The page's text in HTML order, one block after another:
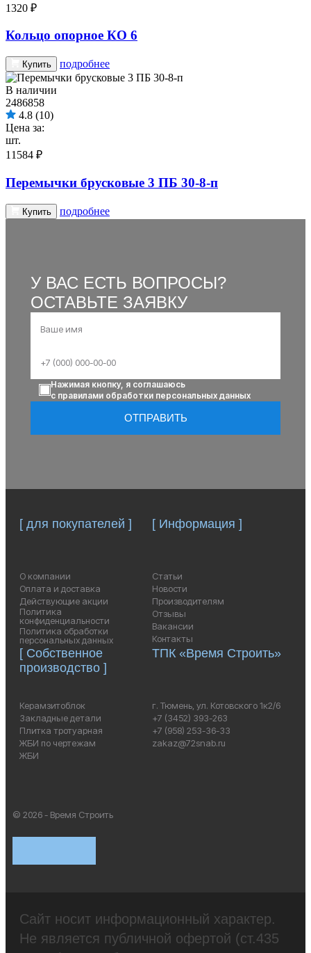
1320 ₽
Кольцо опорное КО 6
Купить подробнее
В наличии
2486858
4.8 (10)
Цена за:
шт.
11584 ₽
Перемычки брусковые 3 ПБ 30-8-п
Купить подробнее
У ВАС ЕСТЬ ВОПРОСЫ?
ОСТАВЬТЕ ЗАЯВКУ
Нажимая кнопку, я соглашаюсь
с правилами обработки персональных данных
ОТПРАВИТЬ
[ для покупателей ]
О компании
Оплата и доставка
Действующие акции
Политика
конфиденциальности
Политика обработки
персональных данных
[ Собственное
производство ]
Керамзитоблок
Закладные детали
Плитка тротуарная
ЖБИ по чертежам
ЖБИ
[ Информация ]
Статьи
Новости
Производителям
Отзывы
Вакансии
Контакты
ТПК «Время Строить»
г. Тюмень, ул. Котовского 1к2/6
+7 (3452) 393-263
+7 (958) 253-36-33
zakaz@72snab.ru
© 2026 - Время Строить
Сайт носит информационный характер.
Не является публичной офертой (ст.435